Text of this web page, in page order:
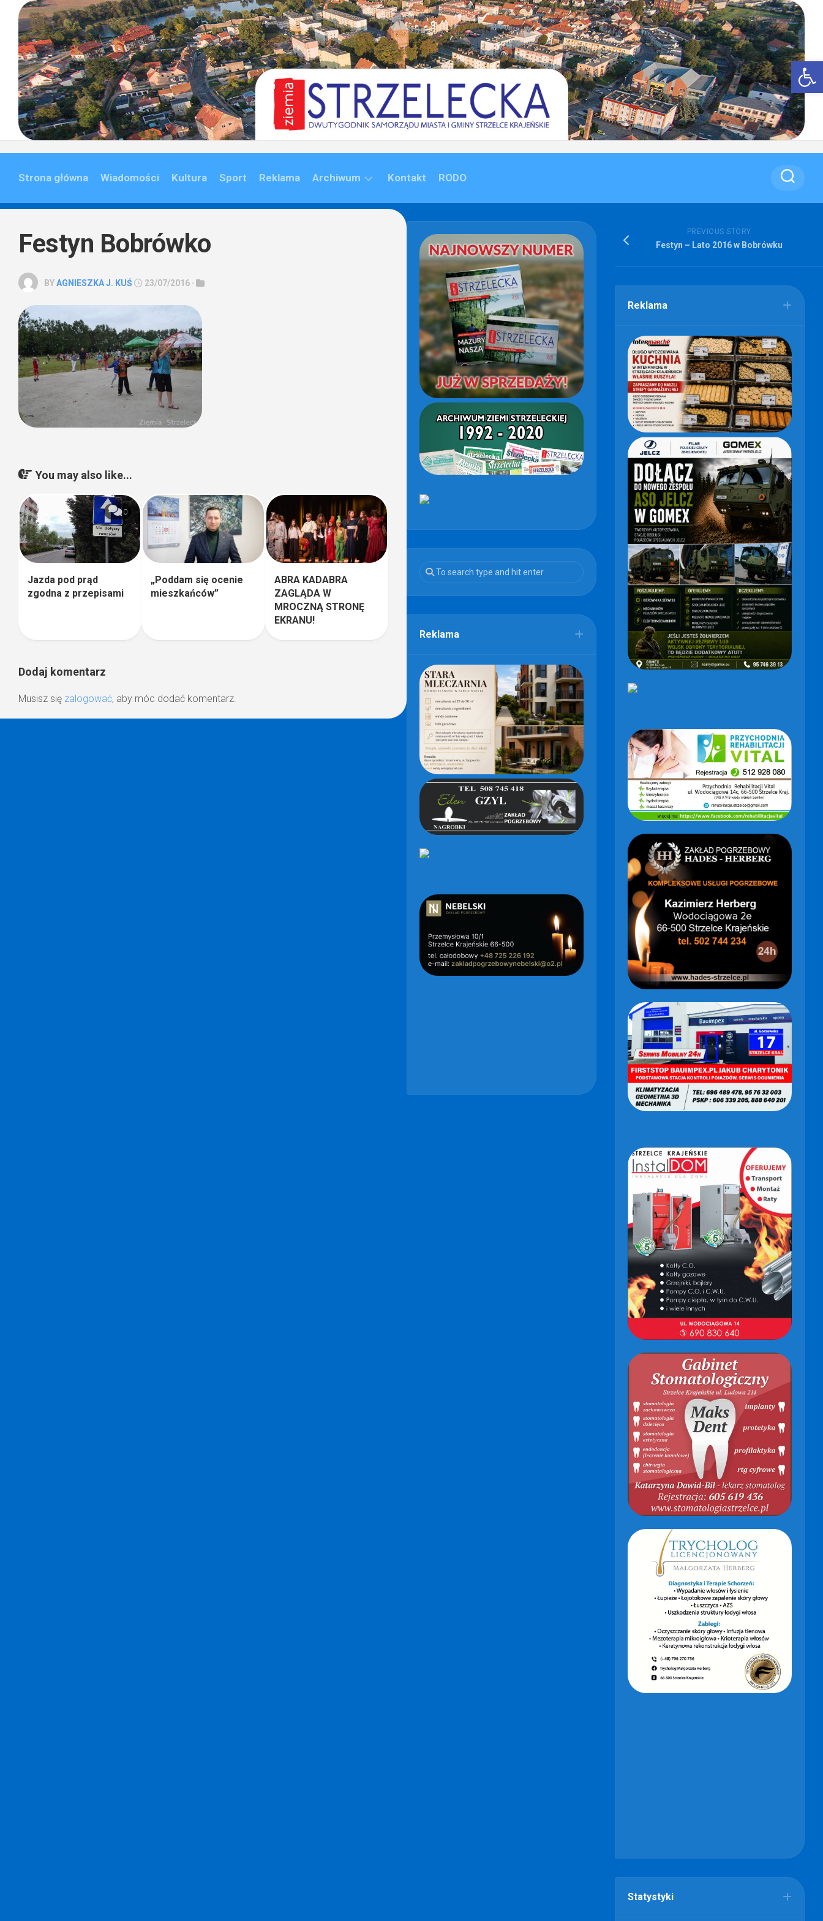
content
Strona główna Wiadomości Kultura Sport Reklama Archiwum Kontakt RODO
Festyn Bobrówko
BYAGNIESZKA J. KUŚ 23/07/2016 ·
You may also like...
0
Jazda pod prąd
zgodna z przepisami
„Poddam się ocenie
mieszkańców”
ABRA KADABRA
ZAGLĄDA W
MROCZNĄ STRONĘ
EKRANU!
Dodaj komentarz
Musisz się zalogować, aby móc dodać komentarz.
PREVIOUS STORY
Festyn – Lato 2016 w Bobrówku
Reklama
Statystyki
Reklama